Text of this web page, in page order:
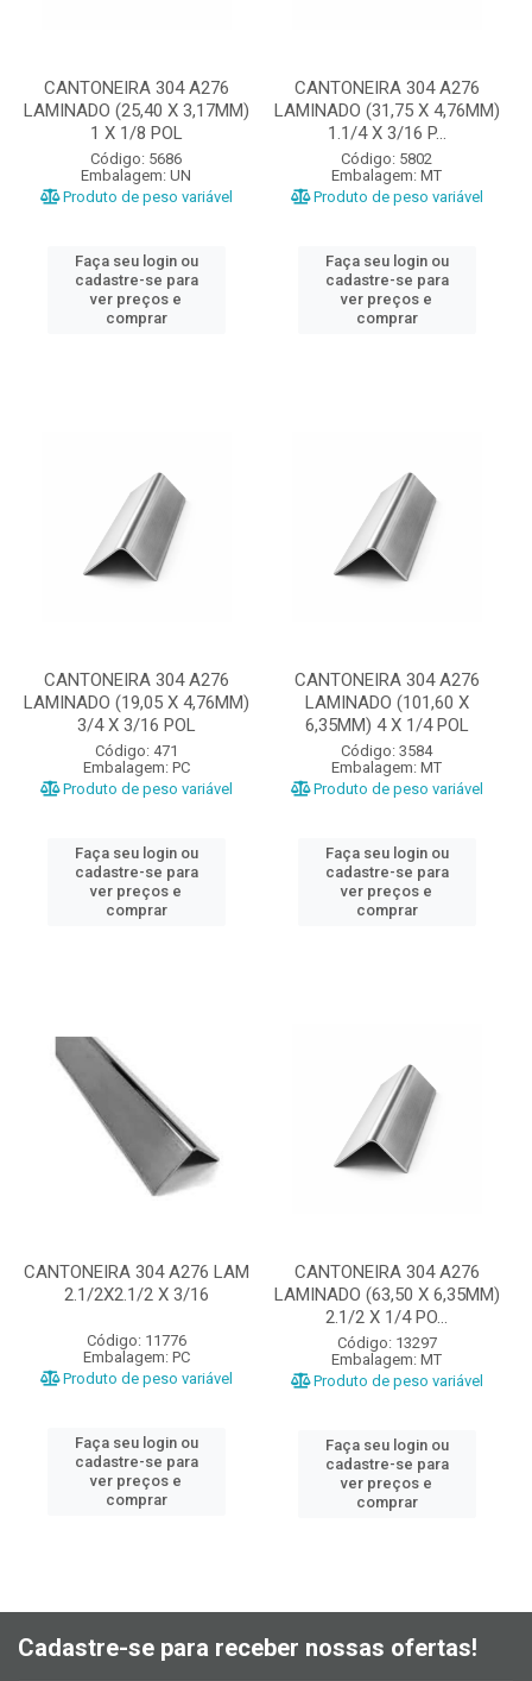
CANTONEIRA 304 A276
LAMINADO (25,40 X 3,17MM)
1 X 1/8 POL
Código: 5686
Embalagem: UN
Produto de peso variável
Faça seu login ou
cadastre-se para
ver preços e
comprar
CANTONEIRA 304 A276
LAMINADO (31,75 X 4,76MM)
1.1/4 X 3/16 P...
Código: 5802
Embalagem: MT
Produto de peso variável
Faça seu login ou
cadastre-se para
ver preços e
comprar
CANTONEIRA 304 A276
LAMINADO (19,05 X 4,76MM)
3/4 X 3/16 POL
Código: 471
Embalagem: PC
Produto de peso variável
Faça seu login ou
cadastre-se para
ver preços e
comprar
CANTONEIRA 304 A276
LAMINADO (101,60 X
6,35MM) 4 X 1/4 POL
Código: 3584
Embalagem: MT
Produto de peso variável
Faça seu login ou
cadastre-se para
ver preços e
comprar
CANTONEIRA 304 A276 LAM
2.1/2X2.1/2 X 3/16
Código: 11776
Embalagem: PC
Produto de peso variável
Faça seu login ou
cadastre-se para
ver preços e
comprar
CANTONEIRA 304 A276
LAMINADO (63,50 X 6,35MM)
2.1/2 X 1/4 PO...
Código: 13297
Embalagem: MT
Produto de peso variável
Faça seu login ou
cadastre-se para
ver preços e
comprar
Cadastre-se para receber nossas ofertas!